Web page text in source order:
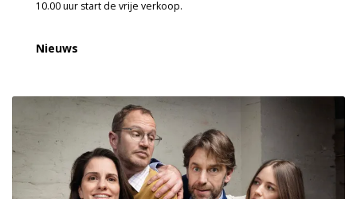
10.00 uur start de vrije verkoop.
Nieuws